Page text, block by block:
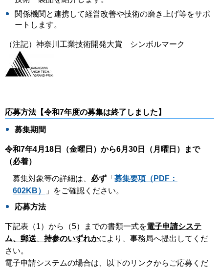
関係機関と連携して経営改善や技術の磨き上げ等をサポ
ートします。
（注記）神奈川工業技術開発大賞 シンボルマーク
応募方法【令和7年度の募集は終了しました】
募集期間
令和7年4月18日（金曜日）から6月30日（月曜日）まで
（必着）
募集対象等の詳細は、 必ず 「 募集要項（PDF：
602KB）
」をご確認ください。
応募方法
下記表（1）から（5）までの書類一式を電子申請システ
ム、郵送
持参のいずれかにより、事務局へ提出してくだ
さい。
電子申請システムの場合は、以下のリンクからご応募くだ